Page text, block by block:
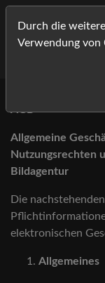
MeMa
AGB
Allgemeine
Nutzungsrechten
Bildagentur
Die
elektronischen
Allgemeines
Durch die
Verwendung von